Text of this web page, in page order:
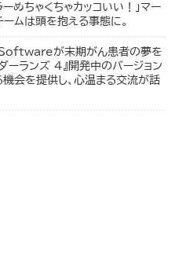
めちゃくちゃカッコいい！」マー
ームは頭を抱える事態に。
が末期がん患者の夢を
ーランズ 4』開発中のバージョン
機会を提供し、心温まる交流が話